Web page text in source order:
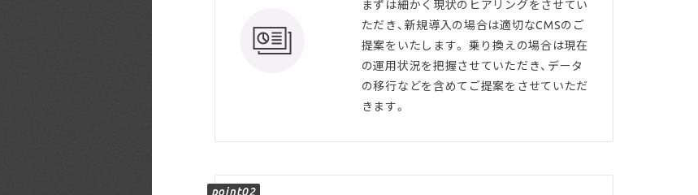
まずは細かく現状のヒアリングをさせてい
ただき、新規導入の場合は適切なCMSのご
提案をいたします。 乗り換えの場合は現在
の運用状況を把握させていただき、データ
の移行などを含めてご提案をさせていただ
きます。